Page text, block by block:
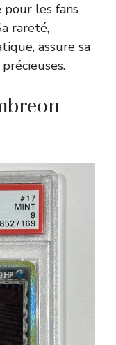
les fans
rareté,
assure sa